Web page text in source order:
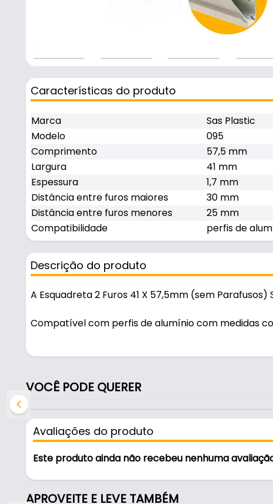
Características do produto
Marca
Sas Plastic
Modelo
095
Comprimento
57,5 mm
Largura
41 mm
Espessura
1,7 mm
Distância entre furos maiores
30 mm
Distância entre furos menores
25 mm
Compatibilidade
perfis de
Descrição do produto
A Esquadreta 2 Furos 41 X 57,5mm (sem Parafusos)
Compatível com perfis de alumínio com medidas
- Modelo: 095
- Comprimento: 57,5 mm
- Espessura: 1,7 mm
- Distância entre furos maiores: 30 mm
- Compatibilidade: perfis de alumínio com medidas
Conteúdo da Embalagem:
VOCÊ PODE QUERER
Avaliações do produto
Este produto ainda não recebeu nenhuma
APROVEITE E LEVE TAMBÉM